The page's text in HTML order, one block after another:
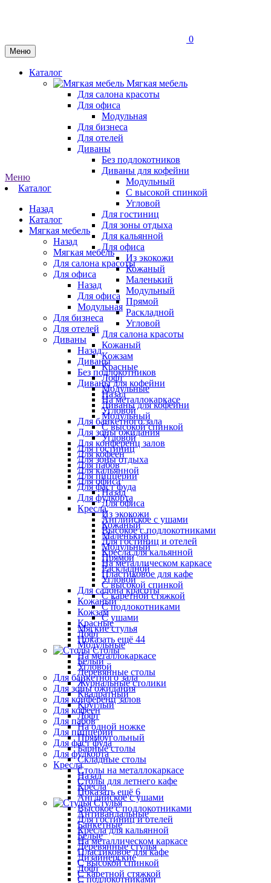
0
Меню
Каталог
Мягкая мебель
Для салона красоты
Для офиса
Модульная
Для бизнеса
Для отелей
Диваны
Без подлокотников
Диваны для кофейни
Модульный
С высокой спинкой
Угловой
Для гостиниц
Для зоны отдыха
Для кальянной
Для офиса
Из экокожи
Кожаный
Маленький
Модульный
Прямой
Раскладной
Угловой
Для салона красоты
Кожаный
Кожзам
Красные
Лофт
Модульные
На металлокаркасе
Угловой
Для банкетного зала
Для зоны ожидания
Для конференц залов
Для кофеен
Для пабов
Для пиццерии
Для фаст фуда
Для фудкорта
Кресла
Английское с ушами
Высокое с подлокотниками
Для гостиниц и отелей
Кресла для кальянной
На металлическом каркасе
Пластиковое для кафе
С высокой спинкой
С каретной стяжкой
С подлокотниками
С ушами
Мягкие стулья
Показать ещё 44
Столы
Белый
Деревянные столы
Журнальные столики
Квадратный
Круглый
Лофт
На одной ножке
Прямоугольный
Барные столы
Складные столы
Столы на металлокаркасе
Столы для летнего кафе
Показать ещё 6
Стулья
Антивандальные
Банкетные
Белые
Деревянные стулья
Дизайнерские
Лофт
С подлокотниками
Меню
Каталог
Назад
Каталог
Мягкая мебель
Назад
Мягкая мебель
Для салона красоты
Для офиса
Назад
Для офиса
Модульная
Для бизнеса
Для отелей
Диваны
Назад
Диваны
Без подлокотников
Диваны для кофейни
Назад
Диваны для кофейни
Модульный
С высокой спинкой
Угловой
Для гостиниц
Для зоны отдыха
Для кальянной
Для офиса
Назад
Для офиса
Из экокожи
Кожаный
Маленький
Модульный
Прямой
Раскладной
Угловой
Для салона красоты
Кожаный
Кожзам
Красные
Лофт
Модульные
На металлокаркасе
Угловой
Для банкетного зала
Для зоны ожидания
Для конференц залов
Для кофеен
Для пабов
Для пиццерии
Для фаст фуда
Для фудкорта
Кресла
Назад
Кресла
Английское с ушами
Высокое с подлокотниками
Для гостиниц и отелей
Кресла для кальянной
На металлическом каркасе
Пластиковое для кафе
С высокой спинкой
С каретной стяжкой